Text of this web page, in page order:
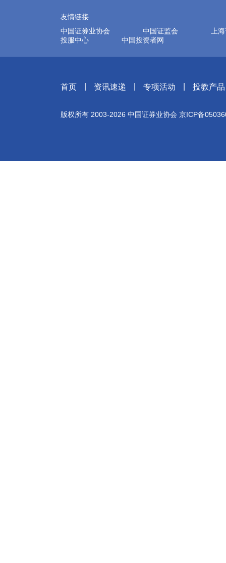
友情链接
中国证券业协会
中国证监会
上
投服中心
中国投资者网
首页 资讯速递 专项活动 投教产品
版权所有 2003-2026 中国证券业协会 京ICP备